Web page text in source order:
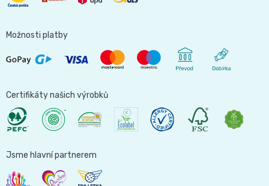
Možnosti platby
Certifikáty našich výrobků
Jsme hlavní partnerem